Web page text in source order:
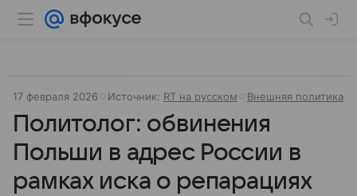
17 февраля 2026 Источник: RT на русском Внешняя политика
Политолог: обвинения
Польши в адрес России в
рамках иска о репарациях